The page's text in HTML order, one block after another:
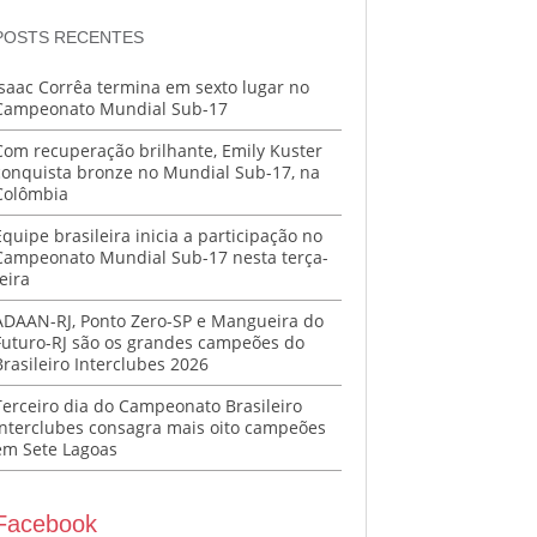
RECENTES
Corrêa termina em sexto lugar no
Mundial Sub-17
recuperação brilhante, Emily Kuster
bronze no Mundial Sub-17, na
brasileira inicia a participação no
Mundial Sub-17 nesta terça-
RJ, Ponto Zero-SP e Mangueira do
RJ são os grandes campeões do
Interclubes 2026
dia do Campeonato Brasileiro
consagra mais oito campeões
Sete Lagoas